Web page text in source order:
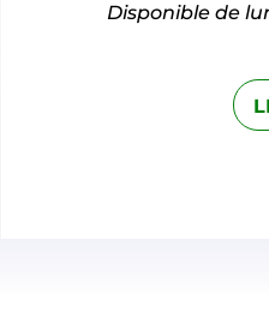
Disponible de